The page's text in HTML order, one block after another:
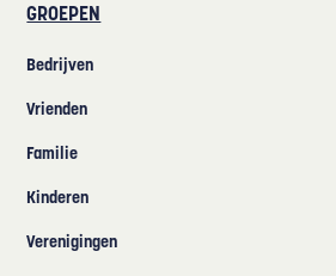
GROEPEN
Bedrijven
Vrienden
Familie
Kinderen
Verenigingen